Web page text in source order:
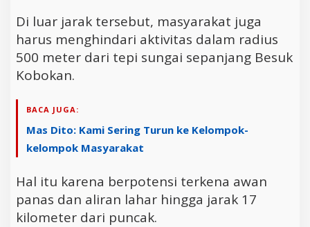
Di luar jarak tersebut, masyarakat juga
harus menghindari aktivitas dalam radius
500 meter dari tepi sungai sepanjang Besuk
Kobokan.
BACA JUGA:
Mas Dito: Kami Sering Turun ke Kelompok-
kelompok Masyarakat
Hal itu karena berpotensi terkena awan
panas dan aliran lahar hingga jarak 17
kilometer dari puncak.